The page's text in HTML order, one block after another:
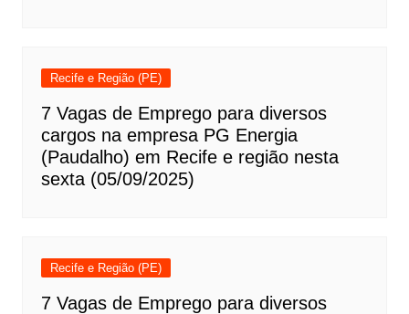
Recife e Região (PE)
7 Vagas de Emprego para diversos
cargos na empresa PG Energia
(Paudalho) em Recife e região nesta
sexta (05/09/2025)
Recife e Região (PE)
7 Vagas de Emprego para diversos